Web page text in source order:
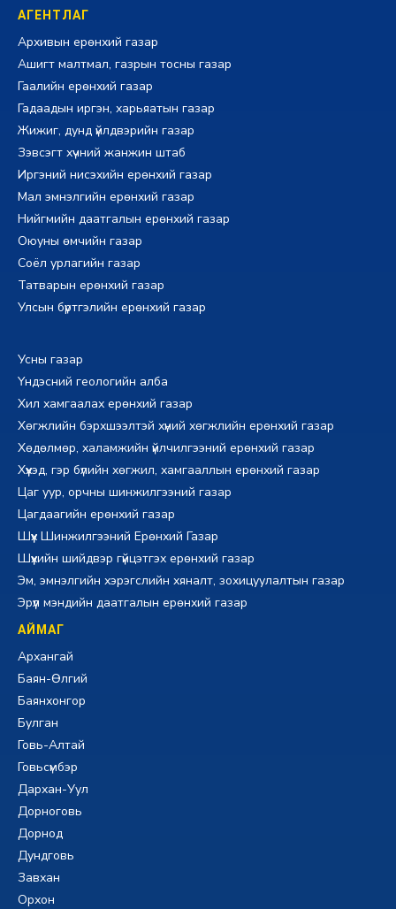
АГЕНТЛАГ
Архивын ерөнхий газар
Ашигт малтмал, газрын тосны газар
Гаалийн ерөнхий газар
Гадаадын иргэн, харьяатын газар
Жижиг, дунд үйлдвэрийн газар
Зэвсэгт хүчний жанжин штаб
Иргэний нисэхийн ерөнхий газар
Мал эмнэлгийн ерөнхий газар
Нийгмийн даатгалын ерөнхий газар
Оюуны өмчийн газар
Соёл урлагийн газар
Татварын ерөнхий газар
Улсын бүртгэлийн ерөнхий газар
Усны газар
Үндэсний геологийн алба
Хил хамгаалах ерөнхий газар
Хөгжлийн бэрхшээлтэй хүний хөгжлийн ерөнхий газар
Хөдөлмөр, халамжийн үйлчилгээний ерөнхий газар
Хүүхэд, гэр бүлийн хөгжил, хамгааллын ерөнхий газар
Цаг уур, орчны шинжилгээний газар
Цагдаагийн ерөнхий газар
Шүүх Шинжилгээний Ерөнхий Газар
Шүүхийн шийдвэр гүйцэтгэх ерөнхий газар
Эм, эмнэлгийн хэрэгслийн хяналт, зохицуулалтын газар
Эрүүл мэндийн даатгалын ерөнхий газар
АЙМАГ
Архангай
Баян-Өлгий
Баянхонгор
Булган
Говь-Алтай
Говьсүмбэр
Дархан-Уул
Дорноговь
Дорнод
Дундговь
Завхан
Орхон